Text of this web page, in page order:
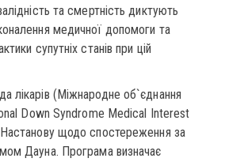
та смертність диктують
медичної допомоги та
супутніх станів при цій
лікарів (Міжнародне об`єднання
Down Syndrome Medical Interest
щодо спостереження за
Дауна. Програма визначає